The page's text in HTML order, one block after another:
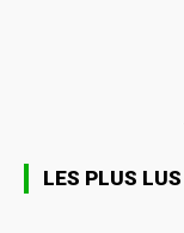
LES PLUS LUS